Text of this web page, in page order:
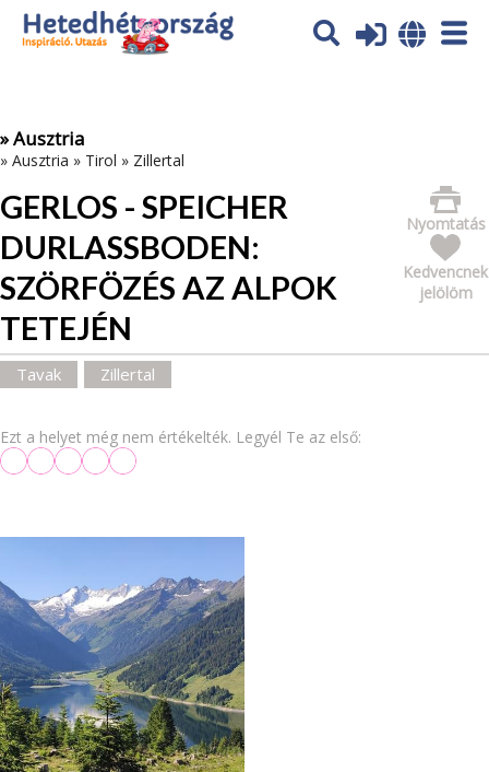
Az oldal sütiket (cookies) használ. További tájékoztatás itt:
Adatvédelmi tájékoztató
» Ausztria
» Ausztria » Tirol » Zillertal
GERLOS - SPEICHER
DURLASSBODEN: S
ZÖRFÖZÉS AZ ALPOK T
ETEJÉN
Nyomtatás
Kedvencnek
jelölöm
Tavak Zillertal
Ezt a helyet még nem értékelték. Legyél Te az első: